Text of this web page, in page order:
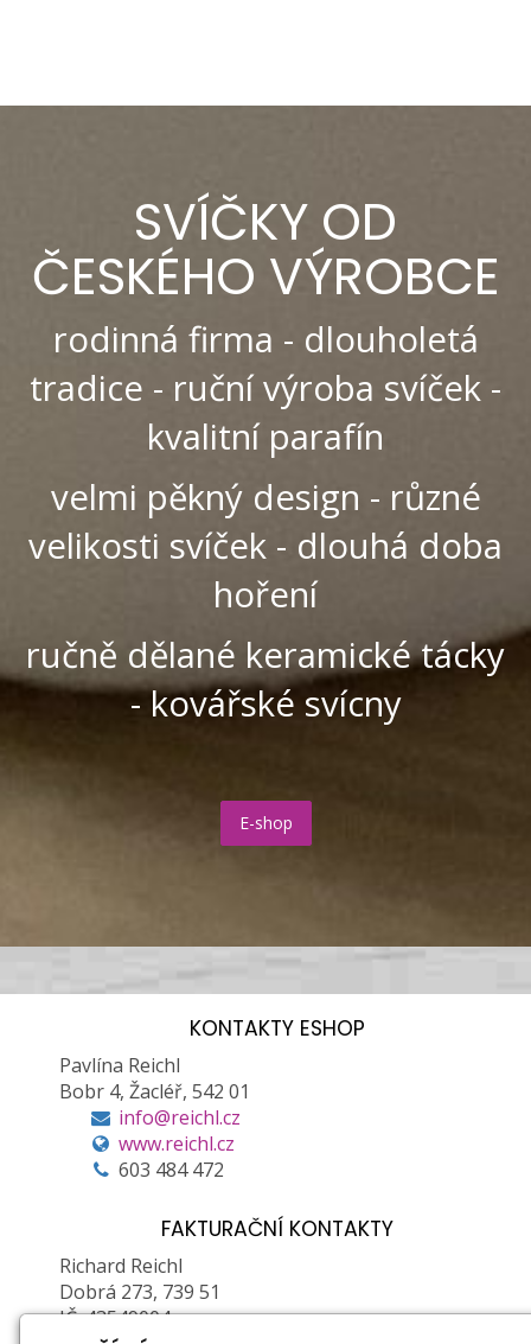
SVÍČKY OD
ČESKÉHO VÝROBCE
rodinná firma - dlouholetá
tradice - ruční výroba svíček -
kvalitní parafín
velmi pěkný design - různé
velikosti svíček - dlouhá doba
hoření
ručně dělané keramické tácky
- kovářské svícny
E-shop
KONTAKTY ESHOP
Pavlína Reichl
Bobr 4, Žacléř, 542 01
info@reichl.cz
www.reichl.cz
603 484 472
FAKTURAČNÍ KONTAKTY
Richard Reichl
Dobrá 273, 739 51
IČ: 43549004